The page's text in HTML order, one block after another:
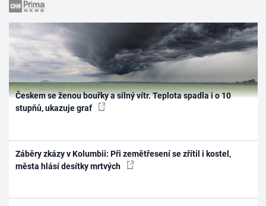
Českem se ženou bouřky a silný vítr. Teplota spadla i o 10
stupňů, ukazuje graf
Záběry zkázy v Kolumbii: Při zemětřesení se zřítil i kostel,
města hlásí desítky mrtvých